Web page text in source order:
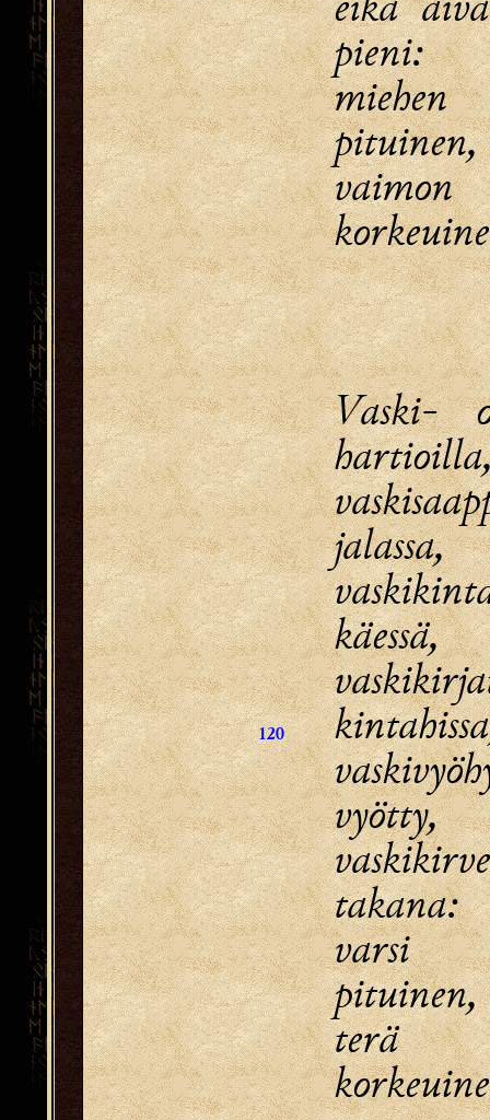
pieni:
miehen
pituinen,
vaimon
120
Vaski-
jalassa,
käessä,
vyötty,
takana:
varsi
pituinen,
terä